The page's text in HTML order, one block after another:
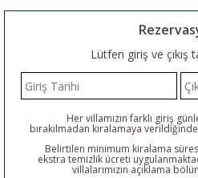
Lütfen giriş ve çıkış
Her villamızın farklı giriş
bırakılmadan kiralamaya
Belirtilen minimum kiralama
ekstra temizlik ücreti
villalarımızın açıklama